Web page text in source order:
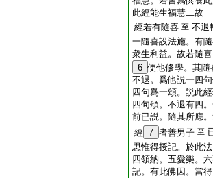
此經能生福慧二故
經若有隨喜 至 不退
一隨喜設法施。有
衆生利益。故若隨
6 便他修學。其
不退。爲他説一四
四句爲一頌。説此
四句頌。不退有四
前已説。隨其所應
經 7 者善男子 至
思惟得授記。於此
四領納。五愛樂。
記。有此佛因。當